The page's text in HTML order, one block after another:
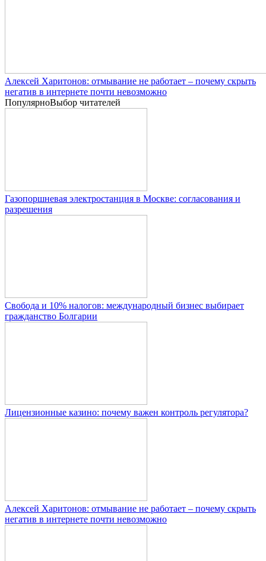
Алексей Харитонов: отмывание не работает – почему скрыть
негатив в интернете почти невозможно
ПопулярноВыбор читателей
Газопоршневая электростанция в Москве: согласования и
разрешения
Свобода и 10% налогов: международный бизнес выбирает
гражданство Болгарии
Лицензионные казино: почему важен контроль регулятора?
Алексей Харитонов: отмывание не работает – почему скрыть
негатив в интернете почти невозможно